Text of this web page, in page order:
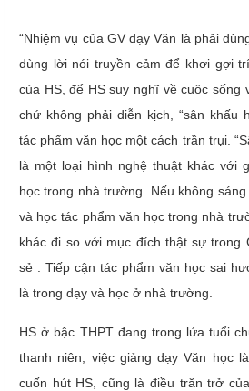
“Nhiệm vụ của GV dạy Văn là phải
dùng lời nói truyền cảm để khơi gợi
của HS, để HS suy nghĩ về cuộc sống
chứ không phải diễn kịch, “sân khấu
tác phẩm văn học một cách trần trụi.
là một loại hình nghệ thuật khác với
học trong nhà trường. Nếu không
và học tác phẩm văn học trong nhà
khác đi so với mục đích thật sự trong
sẻ . Tiếp cận tác phẩm văn học sai
là trong dạy và học ở nhà trường.
HS ở bậc THPT đang trong lứa tuổi
thanh niên, việc giảng dạy Văn học
cuốn hút HS, cũng là điều trăn trở